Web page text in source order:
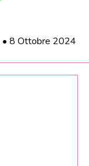
• 8 Ottobre 2024